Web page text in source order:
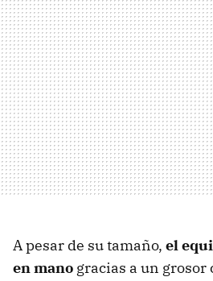
A pesar de su tamaño, el
en mano gracias a un grosor